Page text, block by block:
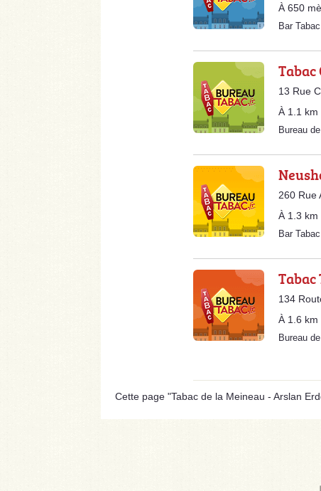
À 650
Bar
13 Rue
À 1.1 km
Bureau
260 Rue
À 1.3 km
Bar
134
À 1.6 km
Bureau
Cette page "Tabac de la Meineau - Arslan